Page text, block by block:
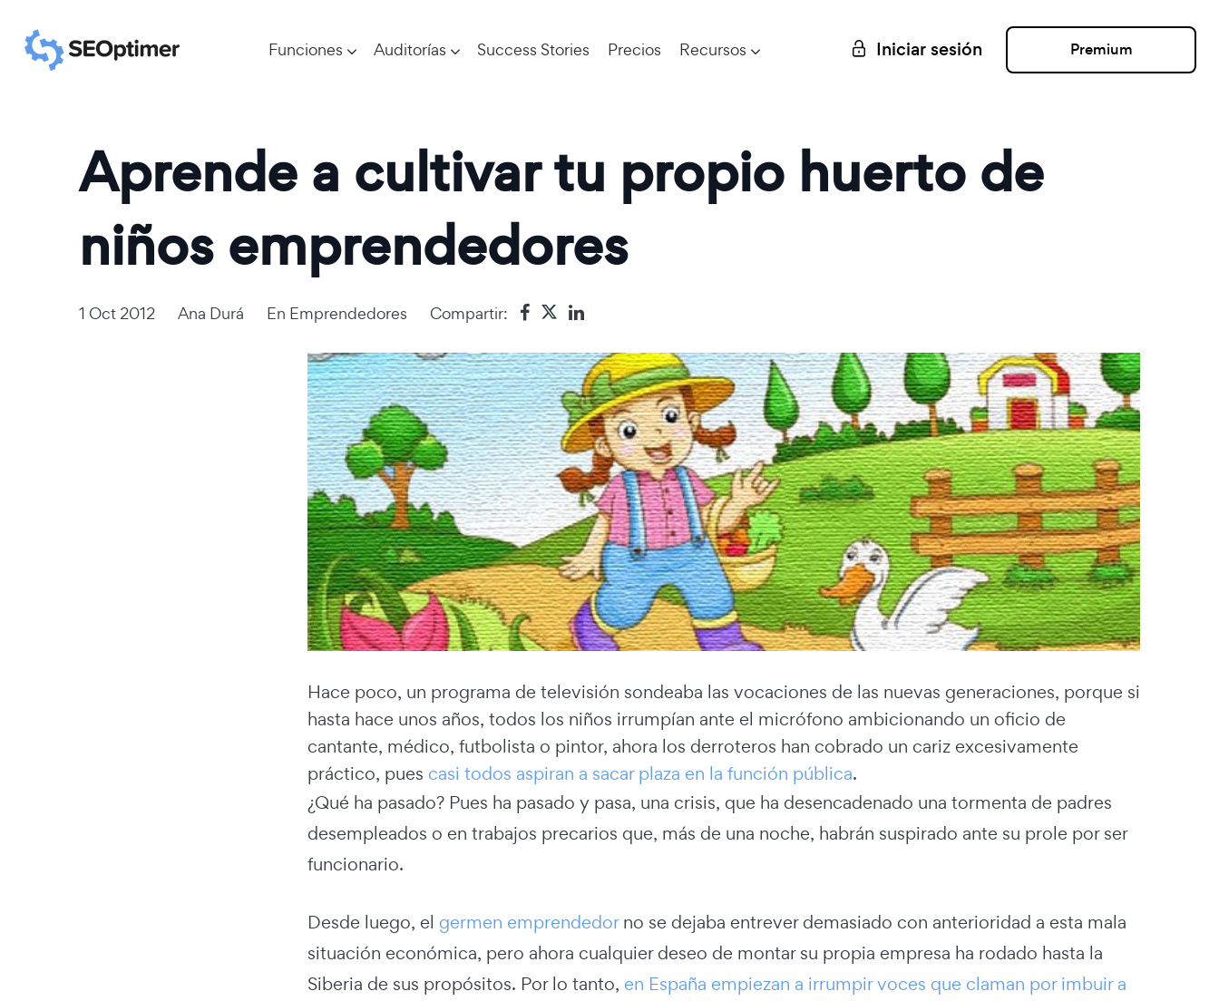
Funciones Auditorías Success Stories Precios Recursos Iniciar sesión Premium
Aprende a cultivar tu propio huerto de
niños emprendedores
1 Oct 2012 Ana Durá En Emprendedores Compartir:
Hace poco, un programa de televisión sondeaba las vocaciones de las nuevas generaciones, porque si
hasta hace unos años, todos los niños irrumpían ante el micrófono ambicionando un oficio de
cantante, médico, futbolista o pintor, ahora los derroteros han cobrado un cariz excesivamente
práctico, pues casi todos aspiran a sacar plaza en la función pública.
¿Qué ha pasado? Pues ha pasado y pasa, una crisis, que ha desencadenado una tormenta de padres
desempleados o en trabajos precarios que, más de una noche, habrán suspirado ante su prole por ser
funcionario.
Desde luego, el germen emprendedorno se dejaba entrever demasiado con anterioridad a esta mala
situación económica, pero ahora cualquier deseo de montar su propia empresa ha rodado hasta la
Siberia de sus propósitos. Por lo tanto, en España empiezan a irrumpir voces que claman por imbuir a